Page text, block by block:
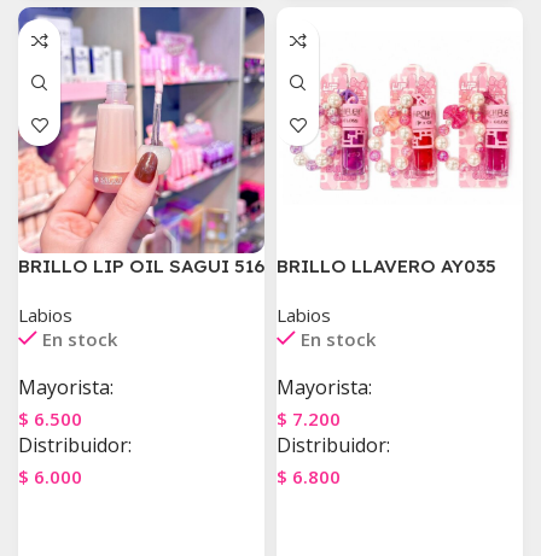
BRILLO LIP OIL SAGUI 516
Labios
En stock
Mayorista:
$ 6.500
Distribuidor:
$ 6.000
BRILLO LLAVERO AY035
Labios
En stock
Mayorista:
$ 7.200
Distribuidor:
$ 6.800